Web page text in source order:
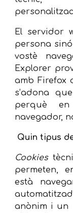
El servidor
persona
vostè
Explorer
amb Firefox
s’adona
perquè
navegador,
Quin tipus
Cookies
permeten,
està
anònim i un